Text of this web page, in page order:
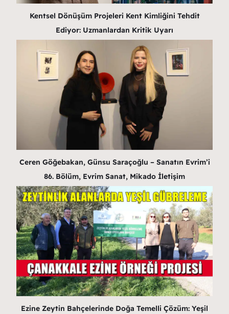
Kentsel Dönüşüm Projeleri Kent Kimliğini Tehdit
Ediyor: Uzmanlardan Kritik Uyarı
Ceren Göğebakan, Günsu Saraçoğlu – Sanatın Evrim’i
86. Bölüm, Evrim Sanat, Mikado İletişim
Ezine Zeytin Bahçelerinde Doğa Temelli Çözüm: Yeşil